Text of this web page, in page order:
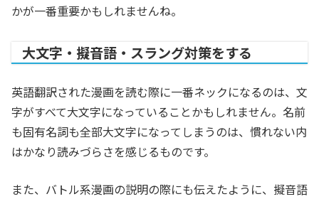
かが一番重要かもしれませんね。
大文字・擬音語・スラング対策をする
英語翻訳された漫画を読む際に一番ネックになるのは、文
字がすべて大文字になっていることかもしれません。名前
も固有名詞も全部大文字になってしまうのは、慣れない内
はかなり読みづらさを感じるものです。
また、バトル系漫画の説明の際にも伝えたように、擬音語